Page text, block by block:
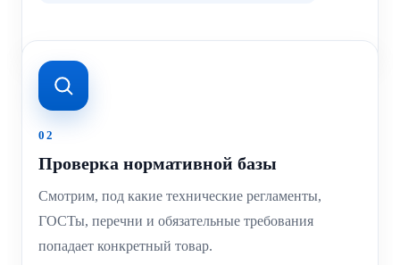
02
Проверка нормативной базы
Смотрим, под какие технические регламенты,
ГОСТы, перечни и обязательные требования
попадает конкретный товар.